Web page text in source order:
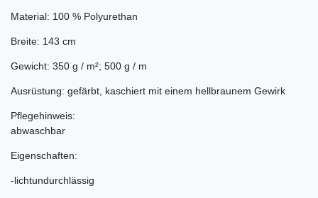
Material: 100 % Polyurethan
Breite: 143 cm
Gewicht: 350 g / m²; 500 g / m
Ausrüstung: gefärbt, kaschiert mit einem hellbraunem Gewirk
Pflegehinweis:
abwaschbar
Eigenschaften:
-lichtundurchlässig